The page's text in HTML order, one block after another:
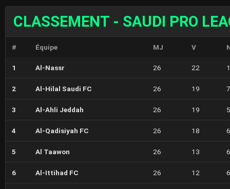
CLASSEMENT - SAUDI PRO
# Équipe MJ V
1 Al-Nassr 26 22 1
2 Al-Hilal Saudi FC 26 19 7
3 Al-Ahli Jeddah 26 19 5
4 Al-Qadisiyah FC 26 18 6
5 Al Taawon 26 13 6
6 Al-Ittihad FC 26 12 6